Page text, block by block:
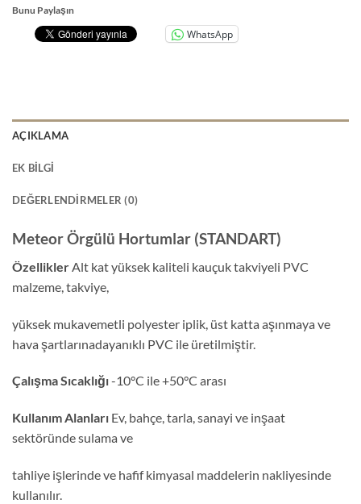
Bunu Paylaşın
WhatsApp
AÇIKLAMA
EK BILGI
DEĞERLENDIRMELER (0)
Meteor Örgülü Hortumlar (STANDART)
ÖzelliklerAlt kat yüksek kaliteli kauçuk takviyeli PVC
malzeme, takviye,
yüksek mukavemetli polyester iplik, üst katta aşınmaya ve
hava şartlarınadayanıklı PVC ile üretilmiştir.
Çalışma Sıcaklığı-10°C ile +50°C arası
Kullanım Alanları Ev, bahçe, tarla, sanayi ve inşaat
sektöründe sulama ve
tahliye işlerinde ve hafif kimyasal maddelerin nakliyesinde
kullanılır.